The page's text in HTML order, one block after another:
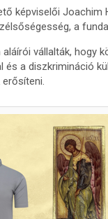
képviselői
a
vállalták, hogy
és a diszkrimináció